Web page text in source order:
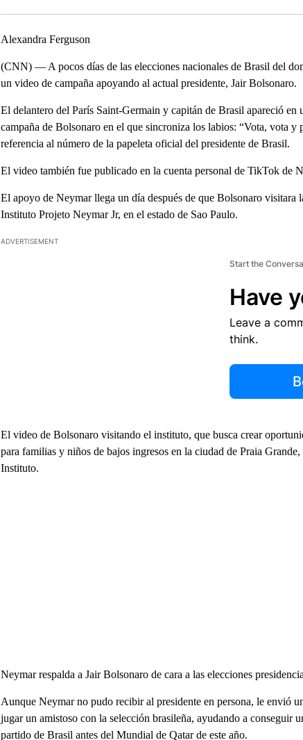
Alexandra Ferguson
(CNN) — A pocos días de las elecciones nacionales de Brasil del
un video de campaña apoyando al actual presidente, Jair Bolsonaro.
El delantero del París Saint-Germain y capitán de Brasil apareció
campaña de Bolsonaro en el que sincroniza los labios: “Vota, vota y
referencia al número de la papeleta oficial del presidente de Brasil.
El video también fue publicado en la cuenta personal de TikTok de
El apoyo de Neymar llega un día después de que Bolsonaro
Instituto Projeto Neymar Jr, en el estado de Sao Paulo.
ADVERTISEMENT
Start the
Have
Leave a
think.
El video de Bolsonaro visitando el instituto, que busca crear
para familias y niños de bajos ingresos en la ciudad de Praia
Instituto.
Neymar respalda a Jair Bolsonaro de cara a las elecciones
Aunque Neymar no pudo recibir al presidente en persona, le envió
jugar un amistoso con la selección brasileña, ayudando a conseguir
partido de Brasil antes del Mundial de Qatar de este año.